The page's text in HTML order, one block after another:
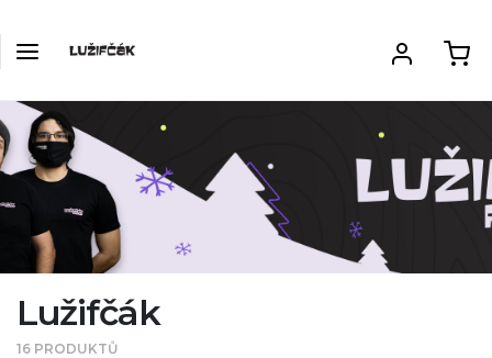
Lužifčák
16 PRODUKTŮ